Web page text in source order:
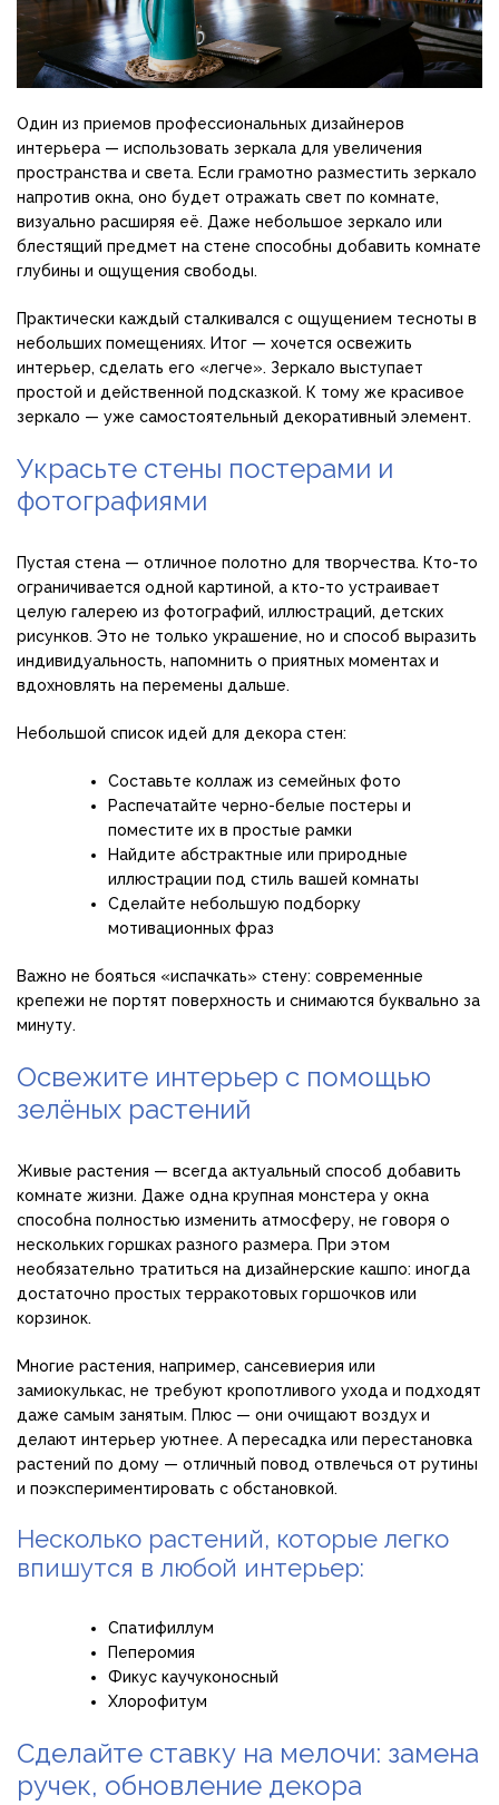
Один из приемов профессиональных дизайнеров
интерьера — использовать зеркала для увеличения
пространства и света. Если грамотно разместить зеркало
напротив окна, оно будет отражать свет по комнате,
визуально расширяя её. Даже небольшое зеркало или
блестящий предмет на стене способны добавить комнате
глубины и ощущения свободы.
Практически каждый сталкивался с ощущением тесноты в
небольших помещениях. Итог — хочется освежить
интерьер, сделать его «легче». Зеркало выступает
простой и действенной подсказкой. К тому же красивое
зеркало — уже самостоятельный декоративный элемент.
Украсьте стены постерами и
фотографиями
Пустая стена — отличное полотно для творчества. Кто-то
ограничивается одной картиной, а кто-то устраивает
целую галерею из фотографий, иллюстраций, детских
рисунков. Это не только украшение, но и способ выразить
индивидуальность, напомнить о приятных моментах и
вдохновлять на перемены дальше.
Небольшой список идей для декора стен:
Составьте коллаж из семейных фото
Распечатайте черно-белые постеры и
поместите их в простые рамки
Найдите абстрактные или природные
иллюстрации под стиль вашей комнаты
Сделайте небольшую подборку
мотивационных фраз
Важно не бояться «испачкать» стену: современные
крепежи не портят поверхность и снимаются буквально за
минуту.
Освежите интерьер с помощью
зелёных растений
Живые растения — всегда актуальный способ добавить
комнате жизни. Даже одна крупная монстера у окна
способна полностью изменить атмосферу, не говоря о
нескольких горшках разного размера. При этом
необязательно тратиться на дизайнерские кашпо: иногда
достаточно простых терракотовых горшочков или
корзинок.
Многие растения, например, сансевиерия или
замиокулькас, не требуют кропотливого ухода и подходят
даже самым занятым. Плюс — они очищают воздух и
делают интерьер уютнее. А пересадка или перестановка
растений по дому — отличный повод отвлечься от рутины
и поэкспериментировать с обстановкой.
Несколько растений, которые легко
впишутся в любой интерьер:
Спатифиллум
Пеперомия
Фикус каучуконосный
Хлорофитум
Сделайте ставку на мелочи: замена
ручек, обновление декора